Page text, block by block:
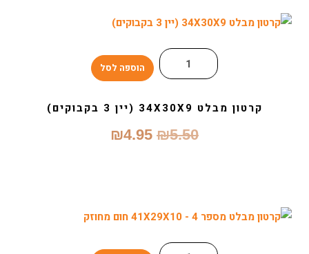
הוספה לסל
קרטון מבלט 34X30X9 (יין 3 בקבוקים)
₪5.50
המחיר
₪5.50.
₪4.95
₪4.95.